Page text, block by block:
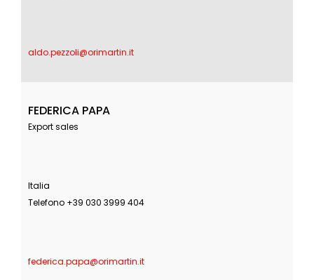
aldo.pezzoli@orimartin.it
FEDERICA PAPA
Export sales
Italia
Telefono +39 030 3999 404
federica.papa@orimartin.it